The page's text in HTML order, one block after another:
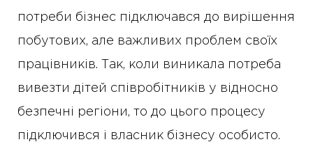
потреби бізнес підключався до вирішення
побутових, але важливих проблем своїх
працівників. Так, коли виникала потреба
вивезти дітей співробітників у відносно
безпечні регіони, то до цього процесу
підключився і власник бізнесу особисто.